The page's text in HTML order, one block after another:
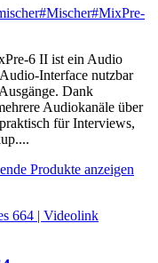
#Mischer#MixPre-
6 II ist ein Audio
Interface nutzbar
Dank
Audiokanäle über
für Interviews,
Produkte anzeigen